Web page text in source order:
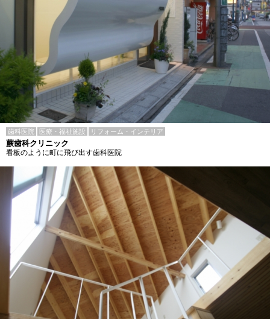
歯科医院 医療・福祉施設 リフォーム・インテリア
蕨歯科クリニック
看板のように町に飛び出す歯科医院